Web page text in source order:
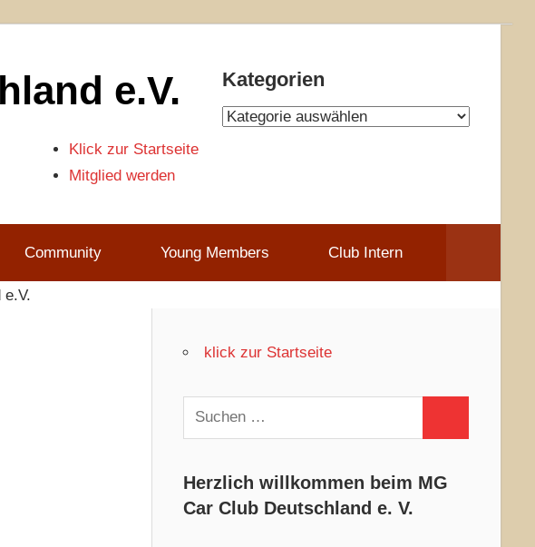
e.V. Kategorien
Kategorien
Klick zur Startseite
Mitglied werden
Community Young Members Club Intern
klick zur Startseite
Suchen
nach:
Herzlich willkommen beim MG
Car Club Deutschland e. V.